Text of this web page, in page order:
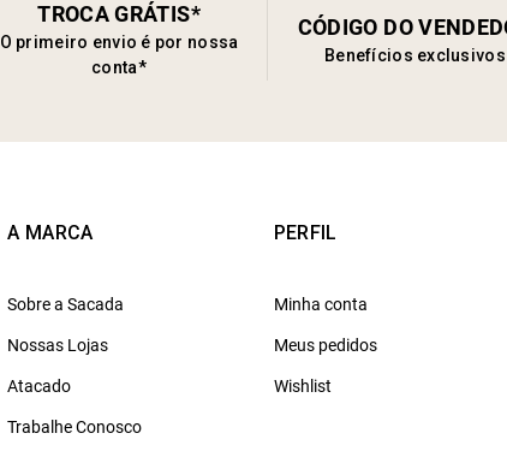
TROCA GRÁTIS*
O primeiro envio é por nossa
conta*
CÓDIGO DO
Benefícios exclusivos
A MARCA
Sobre a Sacada
Nossas Lojas
Atacado
Trabalhe Conosco
PERFIL
Minha conta
Meus pedidos
Wishlist